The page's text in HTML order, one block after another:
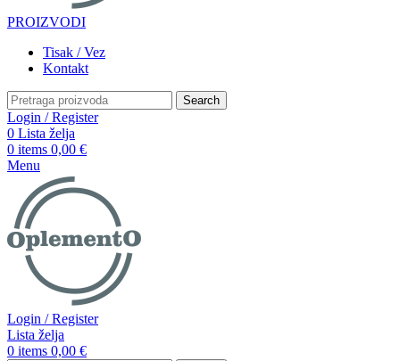
PROIZVODI
Tisak / Vez
Kontakt
Search
Login / Register
0 Lista želja
0 items 0,00 €
Menu
Login / Register
Lista želja
0 items 0,00 €